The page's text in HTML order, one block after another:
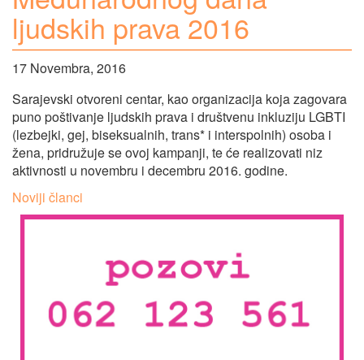
ljudskih prava 2016
17 Novembra, 2016
Sarajevski otvoreni centar, kao organizacija koja zagovara
puno poštivanje ljudskih prava i društvenu inkluziju LGBTI
(lezbejki, gej, biseksualnih, trans* i interspolnih) osoba i
žena, pridružuje se ovoj kampanji, te će realizovati niz
aktivnosti u novembru i decembru 2016. godine.
Navigacija
člancima
Noviji članci